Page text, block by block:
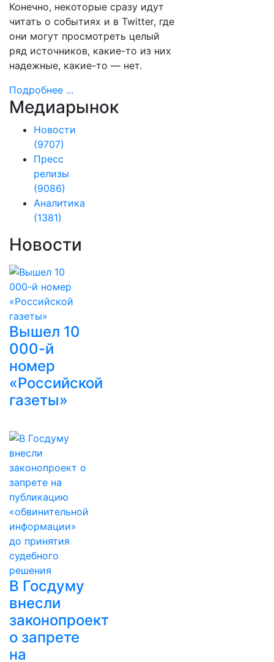
Конечно, некоторые сразу идут
читать о событиях и в Twitter, где
они могут просмотреть целый
ряд источников, какие-то из них
надежные, какие-то — нет.
Подробнее ...
Медиарынок
Новости
(9707)
Пресс
релизы
(9086)
Аналитика
(1381)
Новости
Вышел 10
000-й
номер
«Российской
газеты»
В Госдуму
внесли
законопроект
о запрете
на